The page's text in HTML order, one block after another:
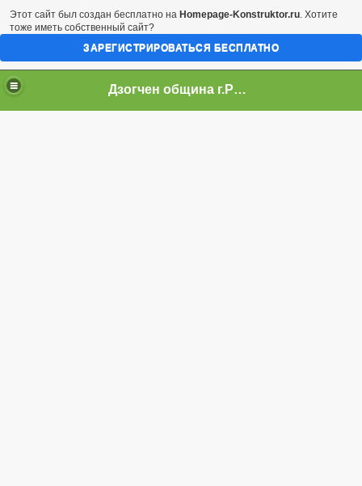
Дзогчен община г.Ростов-на-Дону
Этот сайт был создан бесплатно на Homepage-Konstruktor.ru. Хотите
тоже иметь собственный сайт?
ЗАРЕГИСТРИРОВАТЬСЯ БЕСПЛАТНО